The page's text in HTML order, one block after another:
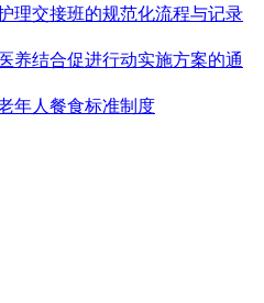
理交接班的规范化流程与记录
养结合促进行动实施方案的通
年人餐食标准制度